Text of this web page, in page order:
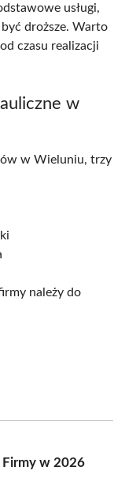
usługi,
droższe. Warto
czasu realizacji
w
w Wieluniu, trzy
należy do
w 2026